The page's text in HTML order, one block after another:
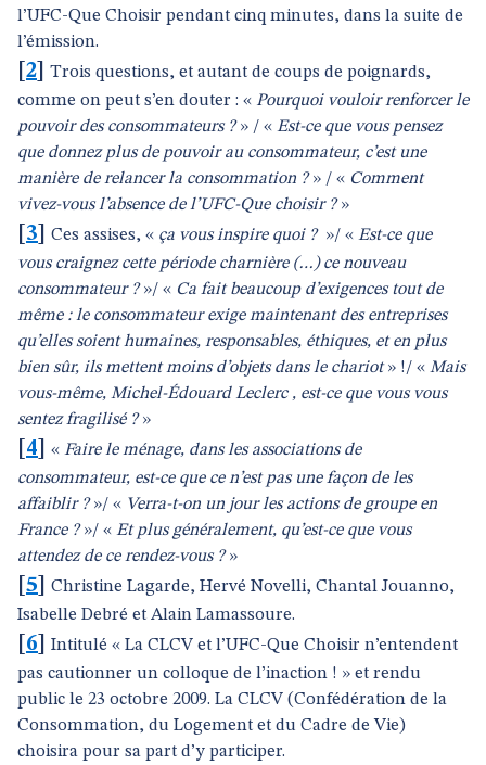
l’UFC-Que Choisir pendant cinq minutes, dans la suite de
l’émission.
2
Trois questions, et autant de coups de poignards,
comme on peut s’en douter : « Pourquoi vouloir renforcer le
pouvoir des consommateurs ?» / « Est-ce que vous pensez
que donnez plus de pouvoir au consommateur, c’est une
manière de relancer la consommation ?» / « Comment
vivez-vous l’absence de l’UFC-Que choisir ?»
3 Ces assises, « ça vous inspire quoi ? »/ « Est-ce que
vous craignez cette période charnière (…) ce nouveau
consommateur ?»/ « Ca fait beaucoup d’exigences tout de
même : le consommateur exige maintenant des entreprises
qu’elles soient humaines, responsables, éthiques, et en plus
bien sûr, ils mettent moins d’objets dans le chariot» !/ « Mais
vous-même, Michel-Édouard Leclerc , est-ce que vous vous
sentez fragilisé ?»
4 « Faire le ménage, dans les associations de
consommateur, est-ce que ce n’est pas une façon de les
affaiblir ?»/ « Verra-t-on un jour les actions de groupe en
France ?»/ « Et plus généralement, qu’est-ce que vous
attendez de ce rendez-vous ?»
5
Christine Lagarde, Hervé Novelli, Chantal Jouanno,
Isabelle Debré et Alain Lamassoure.
6
Intitulé « La CLCV et l’UFC-Que Choisir n’entendent
pas cautionner un colloque de l’inaction ! » et rendu
public le 23 octobre 2009. La CLCV (Confédération de la
Consommation, du Logement et du Cadre de Vie)
choisira pour sa part d’y participer.